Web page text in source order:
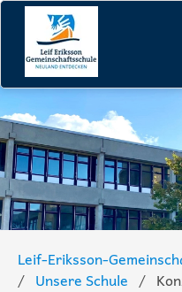
Navigation
überspringen
Leif-Eriksson-
Unsere Schule